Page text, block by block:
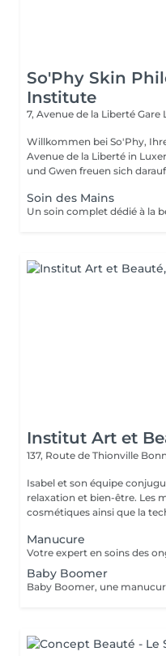
So'Phy Skin
Institute
7, Avenue de la Liberté Gare
Willkommen bei So'Phy,
Avenue de la Liberté in Luxemburg. Sophie,
und Gwen freuen sich
Soin des Mains
Institut Art et
137, Route de Thionville
Isabel et son équipe
relaxation et bien-être. Les meilleures marques esthétiques et
cosmétiques ainsi que la
Manucure
Baby Boomer